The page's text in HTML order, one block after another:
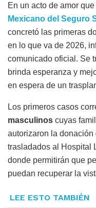
En un acto de amor
Mexicano del Seguro
concretó las primeras
en lo que va de 2026,
comunicado oficial. Se
brinda esperanza y
en espera de un
Los primeros casos
masculinos cuyas
autorizaron la donación
trasladados al Hospital
donde permitirán que
puedan recuperar la
LEE ESTO TAMBIÉN